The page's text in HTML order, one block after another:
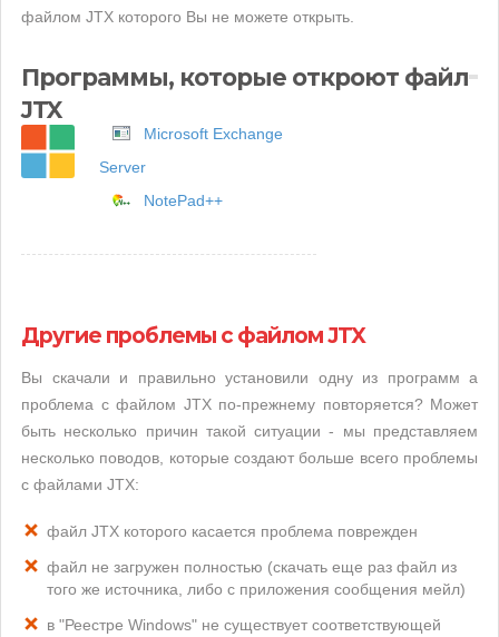
файлом JTX которого Вы не можете открыть.
Программы, которые откроют файл
JTX
Microsoft Exchange
Server
NotePad++
Другие проблемы с файлом JTX
Вы скачали и правильно установили одну из программ а
проблема с файлом JTX по-прежнему повторяется? Может
быть несколько причин такой ситуации - мы представляем
несколько поводов, которые создают больше всего проблемы
с файлами JTX:
файл JTX которого касается проблема поврежден
файл не загружен полностью (скачать еще раз файл из
того же источника, либо с приложения сообщения мейл)
в "Реестре Windows" не существует соответствующей